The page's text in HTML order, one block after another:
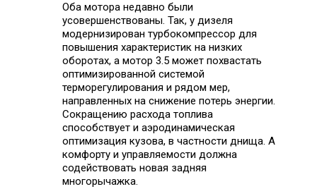
Оба мотора недавно были
усовершенствованы. Так, у дизеля
модернизирован турбокомпрессор для
повышения характеристик на низких
оборотах, а мотор 3.5 может похвастать
оптимизированной системой
терморегулирования и рядом мер,
направленных на снижение потерь энергии.
Сокращению расхода топлива
способствует и аэродинамическая
оптимизация кузова, в частности днища. А
комфорту и управляемости должна
содействовать новая задняя
многорычажка.